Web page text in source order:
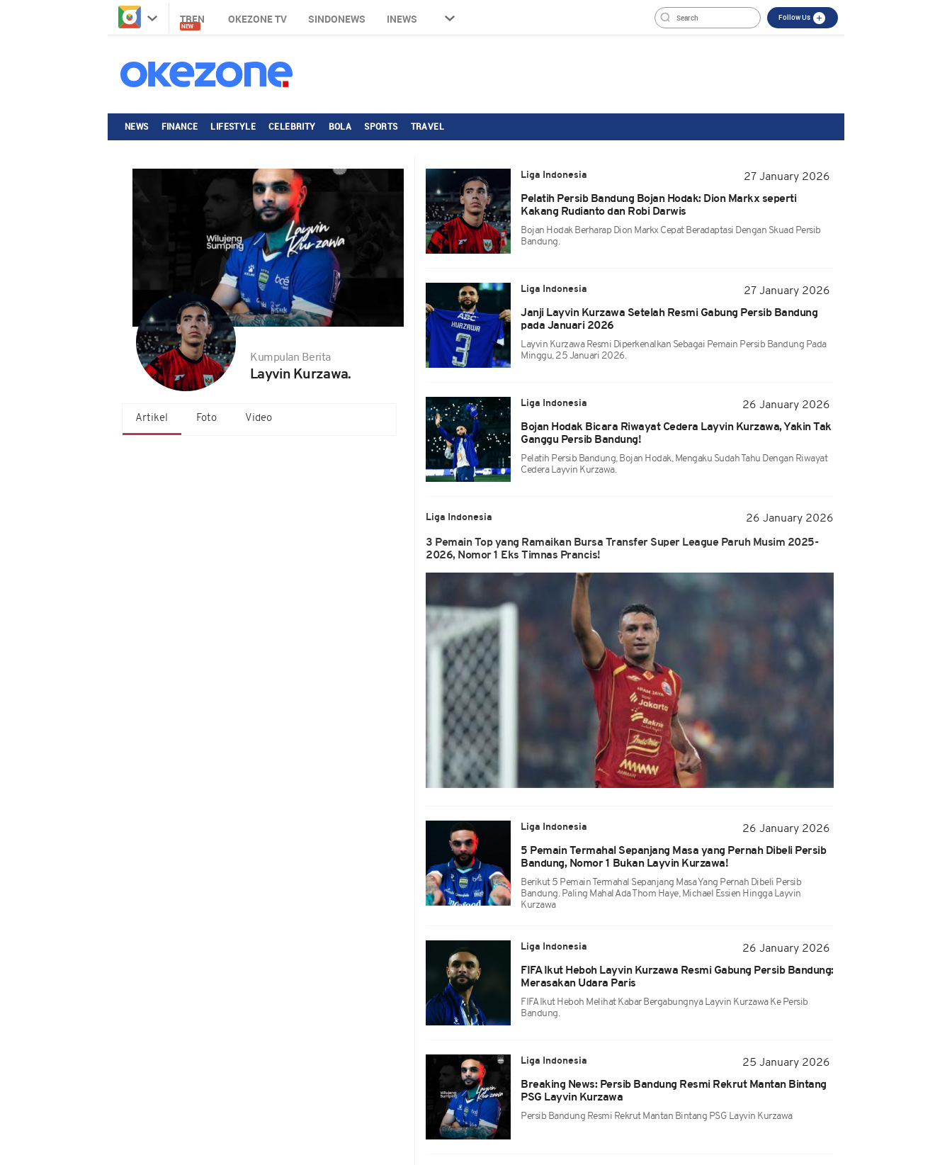
TREN
NEW
OKEZONE TV SINDONEWS INEWS Follow Us
NEWS FINANCE LIFESTYLE CELEBRITY BOLA SPORTS TRAVEL
Kumpulan Berita
Layvin Kurzawa.
Artikel Foto Video
Liga Indonesia
27 January 2026
Pelatih Persib Bandung Bojan Hodak: Dion Markx seperti
Kakang Rudianto dan Robi Darwis
Bojan Hodak Berharap Dion Markx Cepat Beradaptasi Dengan Skuad Persib
Bandung.
Liga Indonesia
27 January 2026
Janji Layvin Kurzawa Setelah Resmi Gabung Persib Bandung
pada Januari 2026
Layvin Kurzawa Resmi Diperkenalkan Sebagai Pemain Persib Bandung Pada
Minggu, 25 Januari 2026.
Liga Indonesia
26 January 2026
Bojan Hodak Bicara Riwayat Cedera Layvin Kurzawa, Yakin Tak
Ganggu Persib Bandung!
Pelatih Persib Bandung, Bojan Hodak, Mengaku Sudah Tahu Dengan Riwayat
Cedera Layvin Kurzawa.
Liga Indonesia 26 January 2026
3 Pemain Top yang Ramaikan Bursa Transfer Super League Paruh Musim 2025-
2026, Nomor 1 Eks Timnas Prancis!
Liga Indonesia
26 January 2026
5 Pemain Termahal Sepanjang Masa yang Pernah Dibeli Persib
Bandung, Nomor 1 Bukan Layvin Kurzawa!
Berikut 5 Pemain Termahal Sepanjang Masa Yang Pernah Dibeli Persib
Bandung. Paling Mahal Ada Thom Haye, Michael Essien Hingga Layvin
Kurzawa
Liga Indonesia
26 January 2026
FIFA Ikut Heboh Layvin Kurzawa Resmi Gabung Persib Bandung:
Merasakan Udara Paris
FIFA Ikut Heboh Melihat Kabar Bergabungnya Layvin Kurzawa Ke Persib
Bandung.
Liga Indonesia
25 January 2026
Breaking News: Persib Bandung Resmi Rekrut Mantan Bintang
PSG Layvin Kurzawa
Persib Bandung Resmi Rekrut Mantan Bintang PSG Layvin Kurzawa